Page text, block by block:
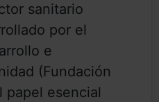
sanitario
por el
e
(Fundación
papel esencial